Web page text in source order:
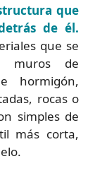
que
de él.
que se
muros de
hormigón,
rocas o
simples de
más corta,